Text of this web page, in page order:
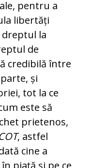
pentru a
libertăți
la
de
credibilă între
și
tot la ce
este să
prietenos,
, astfel
cine a